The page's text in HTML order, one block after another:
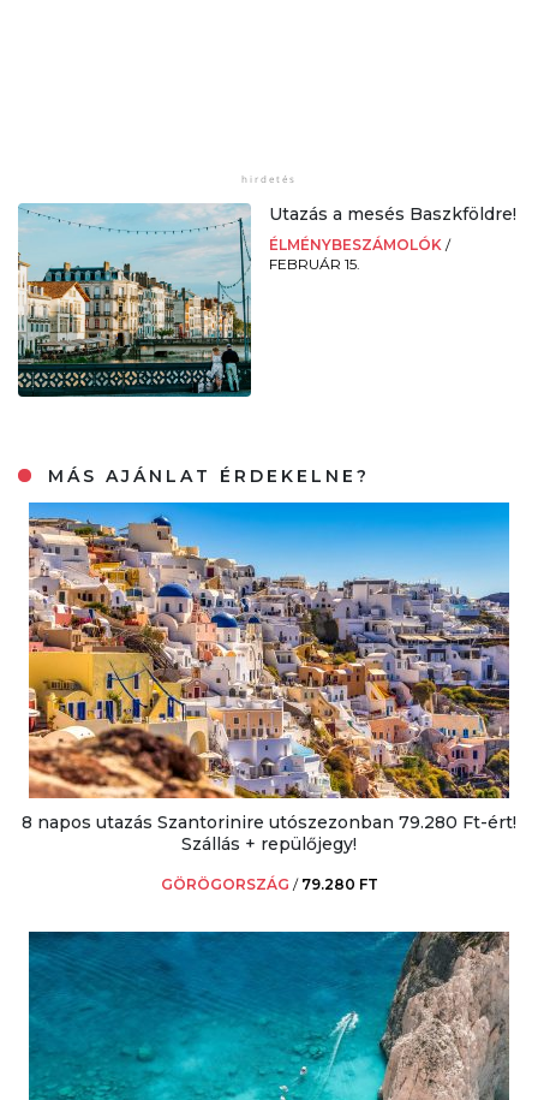
Utazás a mesés Baszkföldre!
ÉLMÉNYBESZÁMOLÓK /
FEBRUÁR 15.
MÁS AJÁNLAT ÉRDEKELNE?
8 napos utazás Szantorinire utószezonban 79.280 Ft-ért!
Szállás + repülőjegy!
GÖRÖGORSZÁG / 79.280 FT